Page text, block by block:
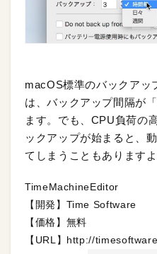
macOS標準のバックアッ
は、バックアップ間隔が
ます。でも、CPU負荷の
ックアップが始まると、
てしまうこともありますよ
TimeMachineEditor
【開発】Time Software
【価格】無料
【URL】http://